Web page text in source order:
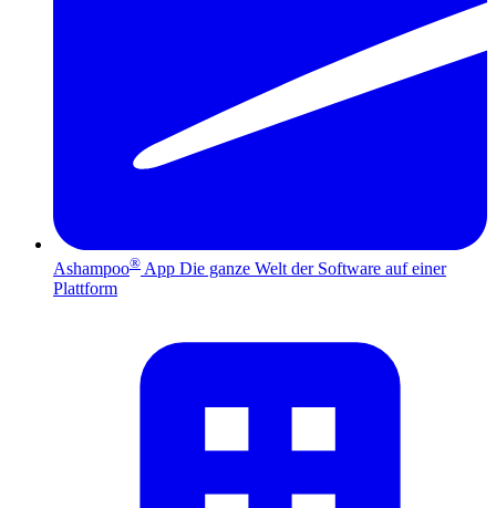
Ashampoo® App Die ganze Welt der Software auf einer
Plattform